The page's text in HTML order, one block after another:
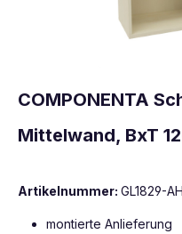
COMPONENTA
Mittelwand, BxT
Artikelnummer: GL1829-
montierte Anlieferung